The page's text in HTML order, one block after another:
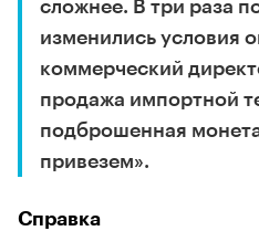
сложнее. В три раза
изменились условия
коммерческий
продажа импортной
подброшенная
привезем».
Справка